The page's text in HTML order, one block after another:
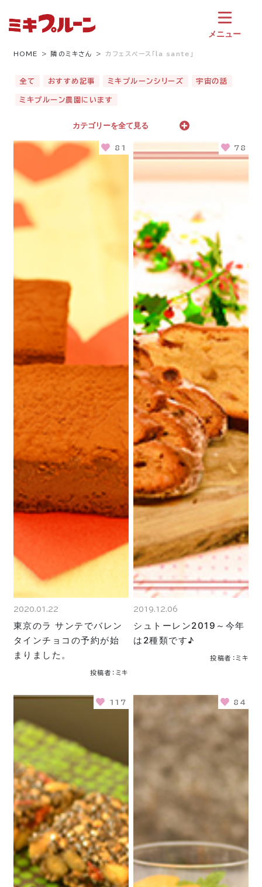
メニュー
HOME 隣のミキさん カフェスペース「la sante」
全て おすすめ記事 ミキプルーンシリーズ 宇宙の話
ミキプルーン農園にいます
カテゴリーを全て見る
81
2020.01.22
東京のラ サンテでバレン
タインチョコの予約が始
まりました。
投稿者：ミキ
78
2019.12.06
シュトーレン2019～今年
は2種類です♪
投稿者：ミキ
117 84